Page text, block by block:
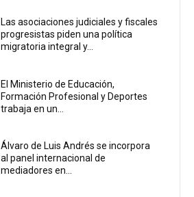
Las asociaciones judiciales y fiscales
progresistas piden una política
migratoria integral y...
El Ministerio de Educación,
Formación Profesional y Deportes
trabaja en un...
Álvaro de Luis Andrés se incorpora
al panel internacional de
mediadores en...